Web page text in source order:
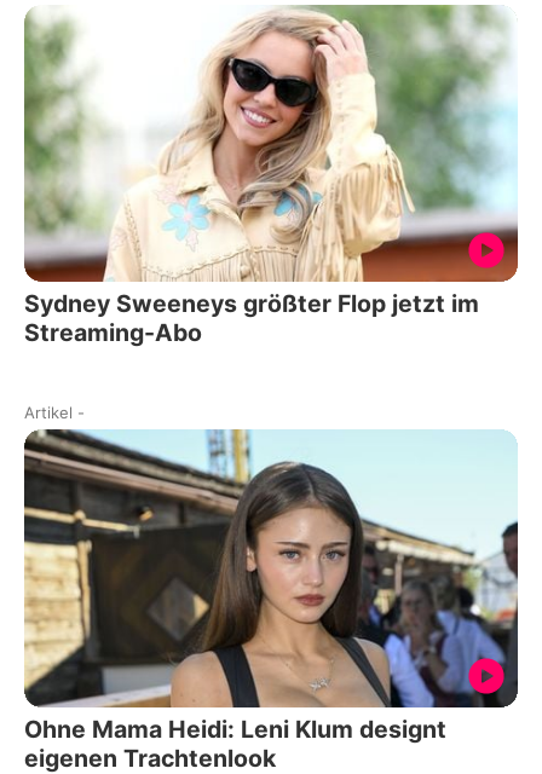
Sydney Sweeneys größter Flop jetzt im
Streaming-Abo
Artikel -
Ohne Mama Heidi: Leni Klum designt
eigenen Trachtenlook